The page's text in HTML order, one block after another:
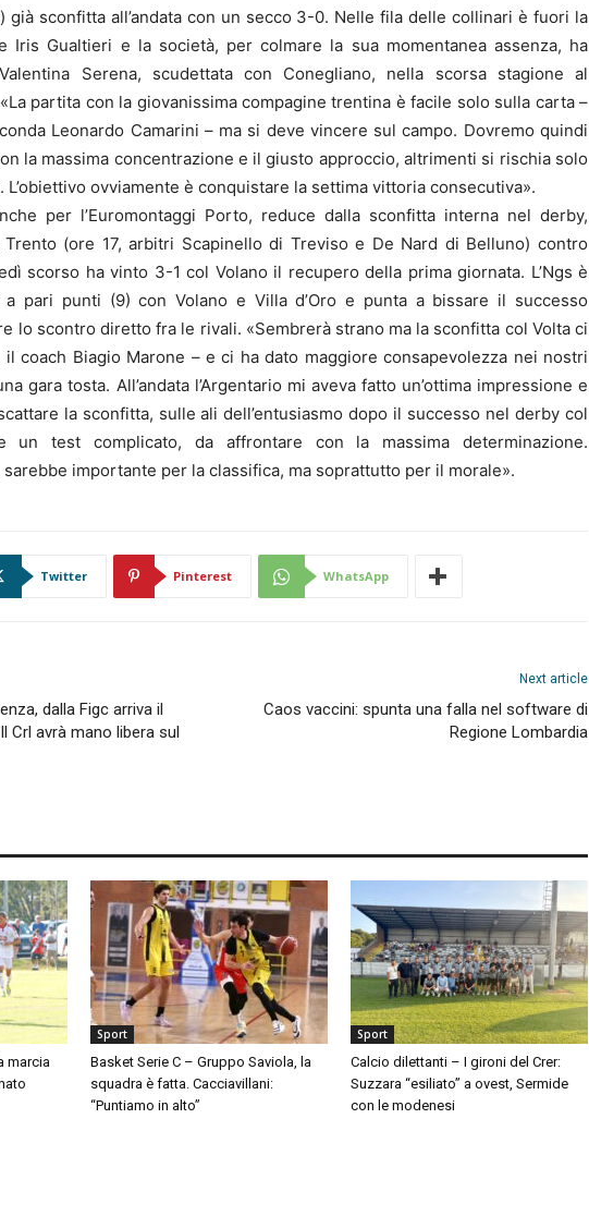
già sconfitta all’andata con un secco 3-0. Nelle fila delle collinari è fuori la
Iris Gualtieri e la società, per colmare la sua momentanea assenza, ha
Serena, scudettata con Conegliano, nella scorsa stagione al
partita con la giovanissima compagine trentina è facile solo sulla carta –
Leonardo Camarini – ma si deve vincere sul campo. Dovremo quindi
la massima concentrazione e il giusto approccio, altrimenti si rischia solo
L’obiettivo ovviamente è conquistare la settima vittoria consecutiva».
per l’Euromontaggi Porto, reduce dalla sconfitta interna nel derby,
Trento (ore 17, arbitri Scapinello di Treviso e De Nard di Belluno) contro
scorso ha vinto 3-1 col Volano il recupero della prima giornata. L’Ngs è
a pari punti (9) con Volano e Villa d’Oro e punta a bissare il successo
lo scontro diretto fra le rivali. «Sembrerà strano ma la sconfitta col Volta ci
il coach Biagio Marone – e ci ha dato maggiore consapevolezza nei nostri
gara tosta. All’andata l’Argentario mi aveva fatto un’ottima impressione e
la sconfitta, sulle ali dell’entusiasmo dopo il successo nel derby col
un test complicato, da affrontare con la massima determinazione.
importante per la classifica, ma soprattutto per il morale».
Twitter Pinterest WhatsApp
dalla Figc arriva il
Crl avrà mano libera sul
Next article
Caos vaccini: spunta una falla nel software di
Regione Lombardia
marcia
Sport
Basket Serie C – Gruppo Saviola, la
squadra è fatta. Cacciavillani:
“Puntiamo in alto”
Sport
Calcio dilettanti – I gironi del Crer:
Suzzara “esiliato” a ovest, Sermide
con le modenesi